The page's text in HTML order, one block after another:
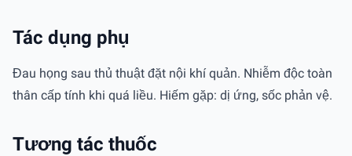
Tác dụng phụ
Đau họng sau thủ thuật đặt nội khí quản. Nhiễm độc toàn
thân cấp tính khi quá liều. Hiếm gặp: dị ứng, sốc phản vệ.
Tương tác thuốc